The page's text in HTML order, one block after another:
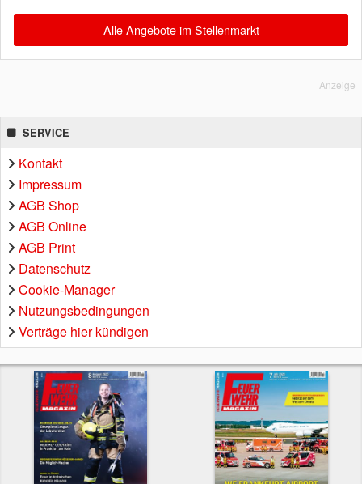
Alle Angebote im Stellenmarkt
Anzeige
SERVICE
Kontakt
Impressum
AGB Shop
AGB Online
AGB Print
Datenschutz
Cookie-Manager
Nutzungsbedingungen
Verträge hier kündigen